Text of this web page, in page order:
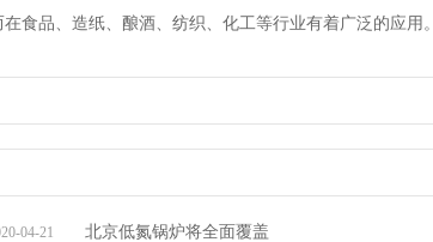
食品、造纸、酿酒、纺织、化工等行业有着广泛的应用。
04-21 北京低氮锅炉将全面覆盖